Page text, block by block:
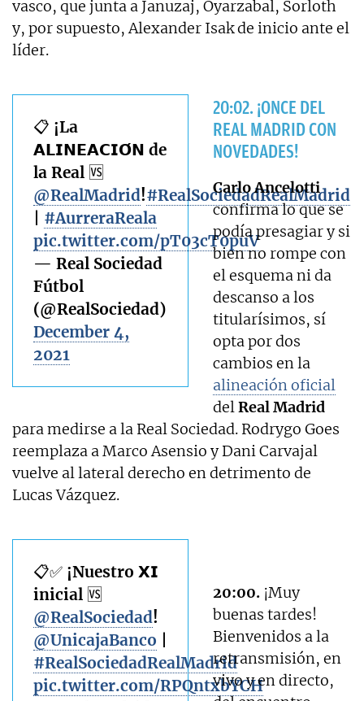
vasco, que junta a Januzaj, Oyarzabal, Sorloth
y, por supuesto, Alexander Isak de inicio ante el
líder.
📋 ¡La
𝗔𝗟𝗜𝗡𝗘𝗔𝗖𝗜𝗢́𝗡 de
la Real 🆚
@RealMadrid!#RealSociedadRealMadrid
#AurreraReala
pic.twitter.com/pT03cT0puV
— Real Sociedad
Fútbol
(@RealSociedad)
December 4,
2021
20:02. ¡ONCE DEL
REAL MADRID CON
NOVEDADES!
Carlo Ancelotti
confirma lo que se
podía presagiar y si
bien no rompe con
el esquema ni da
descanso a los
titularísimos, sí
opta por dos
cambios en la
alineación oficial
delReal Madrid
para medirse a la Real Sociedad. Rodrygo Goes
reemplaza a Marco Asensio y Dani Carvajal
vuelve al lateral derecho en detrimento de
Lucas Vázquez.
📋✅ ¡Nuestro 𝗫𝗜
inicial 🆚
@RealSociedad!
@UnicajaBanco
#RealSociedadRealMadrid
pic.twitter.com/RPQntxbYCH
20:00. ¡Muy
buenas tardes!
Bienvenidos a la
retransmisión, en
vivo y en directo,